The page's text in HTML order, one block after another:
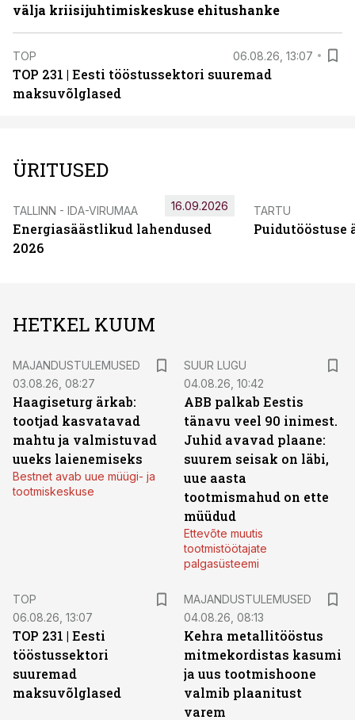
välja kriisijuhtimiskeskuse ehitushanke
TOP 06.08.26, 13:07
TOP 231 | Eesti tööstussektori suuremad
maksuvõlglased
ÜRITUSED
TALLINN - IDA-VIRUMAA
Energiasäästlikud lahendused
2026
16.09.2026 TARTU
Puidutööstuse
HETKEL KUUM
MAJANDUSTULEMUSED
03.08.26, 08:27
Haagiseturg ärkab:
tootjad kasvatavad
mahtu ja valmistuvad
uueks laienemiseks
Bestnet avab uue müügi- ja
tootmiskeskuse
SUUR LUGU
04.08.26, 10:42
ABB palkab Eestis
tänavu veel 90 inimest.
Juhid avavad plaane:
suurem seisak on läbi,
uue aasta
tootmismahud on ette
müüdud
Ettevõte muutis
tootmistöötajate
palgasüsteemi
TOP
06.08.26, 13:07
TOP 231 | Eesti
tööstussektori
suuremad
maksuvõlglased
MAJANDUSTULEMUSED
04.08.26, 08:13
Kehra metallitööstus
mitmekordistas kasumi
ja uus tootmishoone
valmib plaanitust
varem